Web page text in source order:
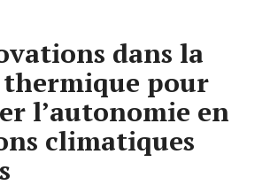
dans la
pour
l’autonomie en
climatiques